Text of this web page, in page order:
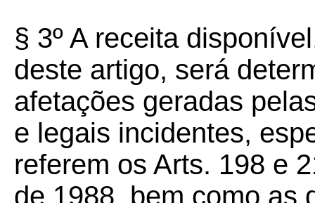
§ 3º A receita
deste artigo, será
afetações geradas
e legais incidentes,
referem os Arts. 198 e
de 1988, bem como as